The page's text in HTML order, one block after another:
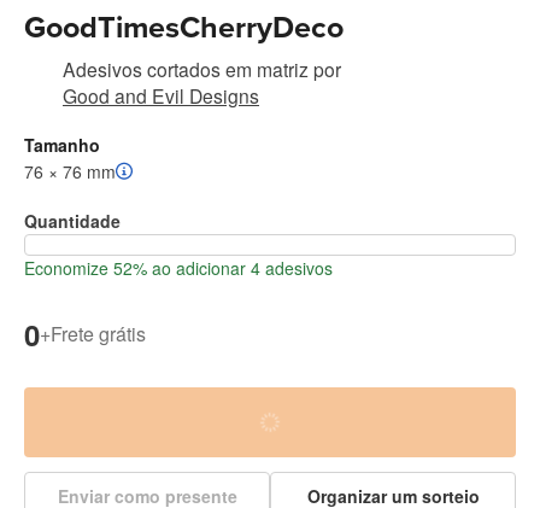
GoodTimesCherryDeco
Adesivos cortados em matriz por
Good and Evil Designs
Tamanho
76 × 76 mm
Quantidade
Economize 52% ao adicionar 4 adesivos
0+Frete grátis
Enviar como presente Organizar um sorteio